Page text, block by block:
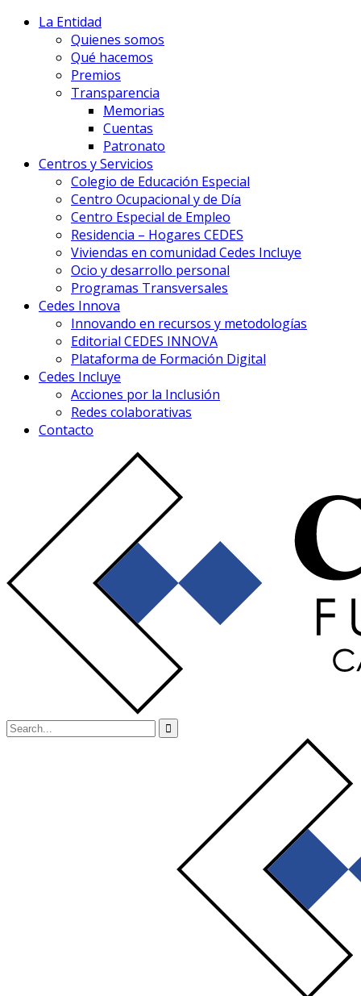
La Entidad
Quienes somos
Qué hacemos
Premios
Transparencia
Memorias
Cuentas
Patronato
Centros y Servicios
Colegio de Educación Especial
Centro Ocupacional y de Día
Centro Especial de Empleo
Residencia – Hogares CEDES
Viviendas en comunidad Cedes Incluye
Ocio y desarrollo personal
Programas Transversales
Cedes Innova
Innovando en recursos y metodologías
Editorial CEDES INNOVA
Plataforma de Formación Digital
Cedes Incluye
Acciones por la Inclusión
Redes colaborativas
Contacto